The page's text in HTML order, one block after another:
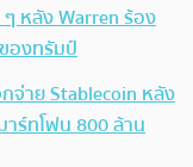
หลัง Warren ร้อง
องทรัมป์
จ่าย Stablecoin หลัง
าร์ทโฟน 800 ล้าน